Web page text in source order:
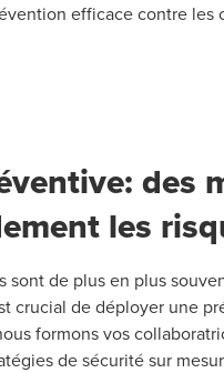
efficace contre les
des
les
sont de plus en plus
crucial de déployer une
formons vos
de sécurité sur